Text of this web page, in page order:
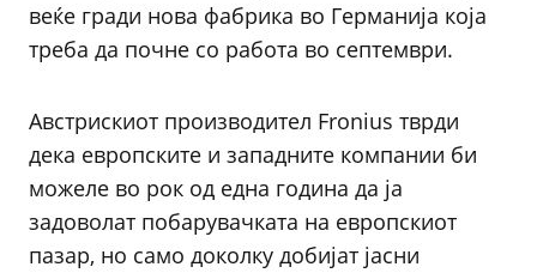
веќе гради нова фабрика во Германија која
треба да почне со работа во септември.
Австрискиот производител Fronius тврди
дека европските и западните компании би
можеле во рок од една година да ја
задоволат побарувачката на европскиот
пазар, но само доколку добијат јасни